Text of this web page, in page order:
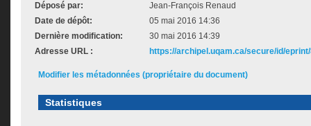
Déposé par:
Jean-François Renaud
Date de dépôt:
05 mai 2016 14:36
Dernière modification:
30 mai 2016 14:39
Adresse URL :
https://archipel.uqam.ca/secure/id/
Modifier les métadonnées (propriétaire du document)
Statistiques